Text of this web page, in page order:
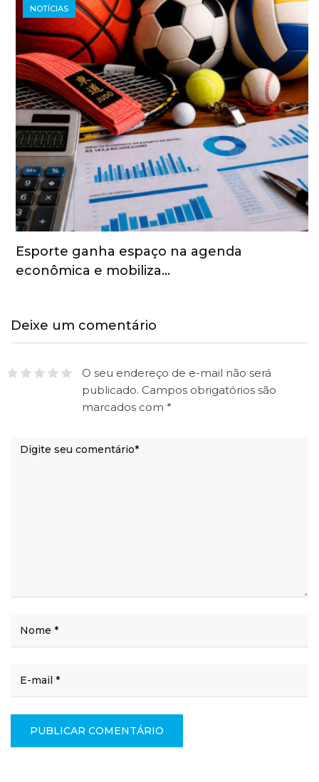
NOTÍCIAS
Esporte ganha espaço na agenda
econômica e mobiliza…
Deixe um comentário
O seu endereço de e-mail não será
publicado. Campos obrigatórios são
marcados com *